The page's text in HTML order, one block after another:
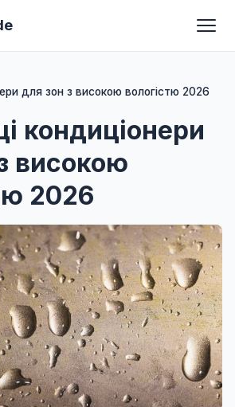
для зон з високою вологістю 2026
кондиціонери
високою
2026